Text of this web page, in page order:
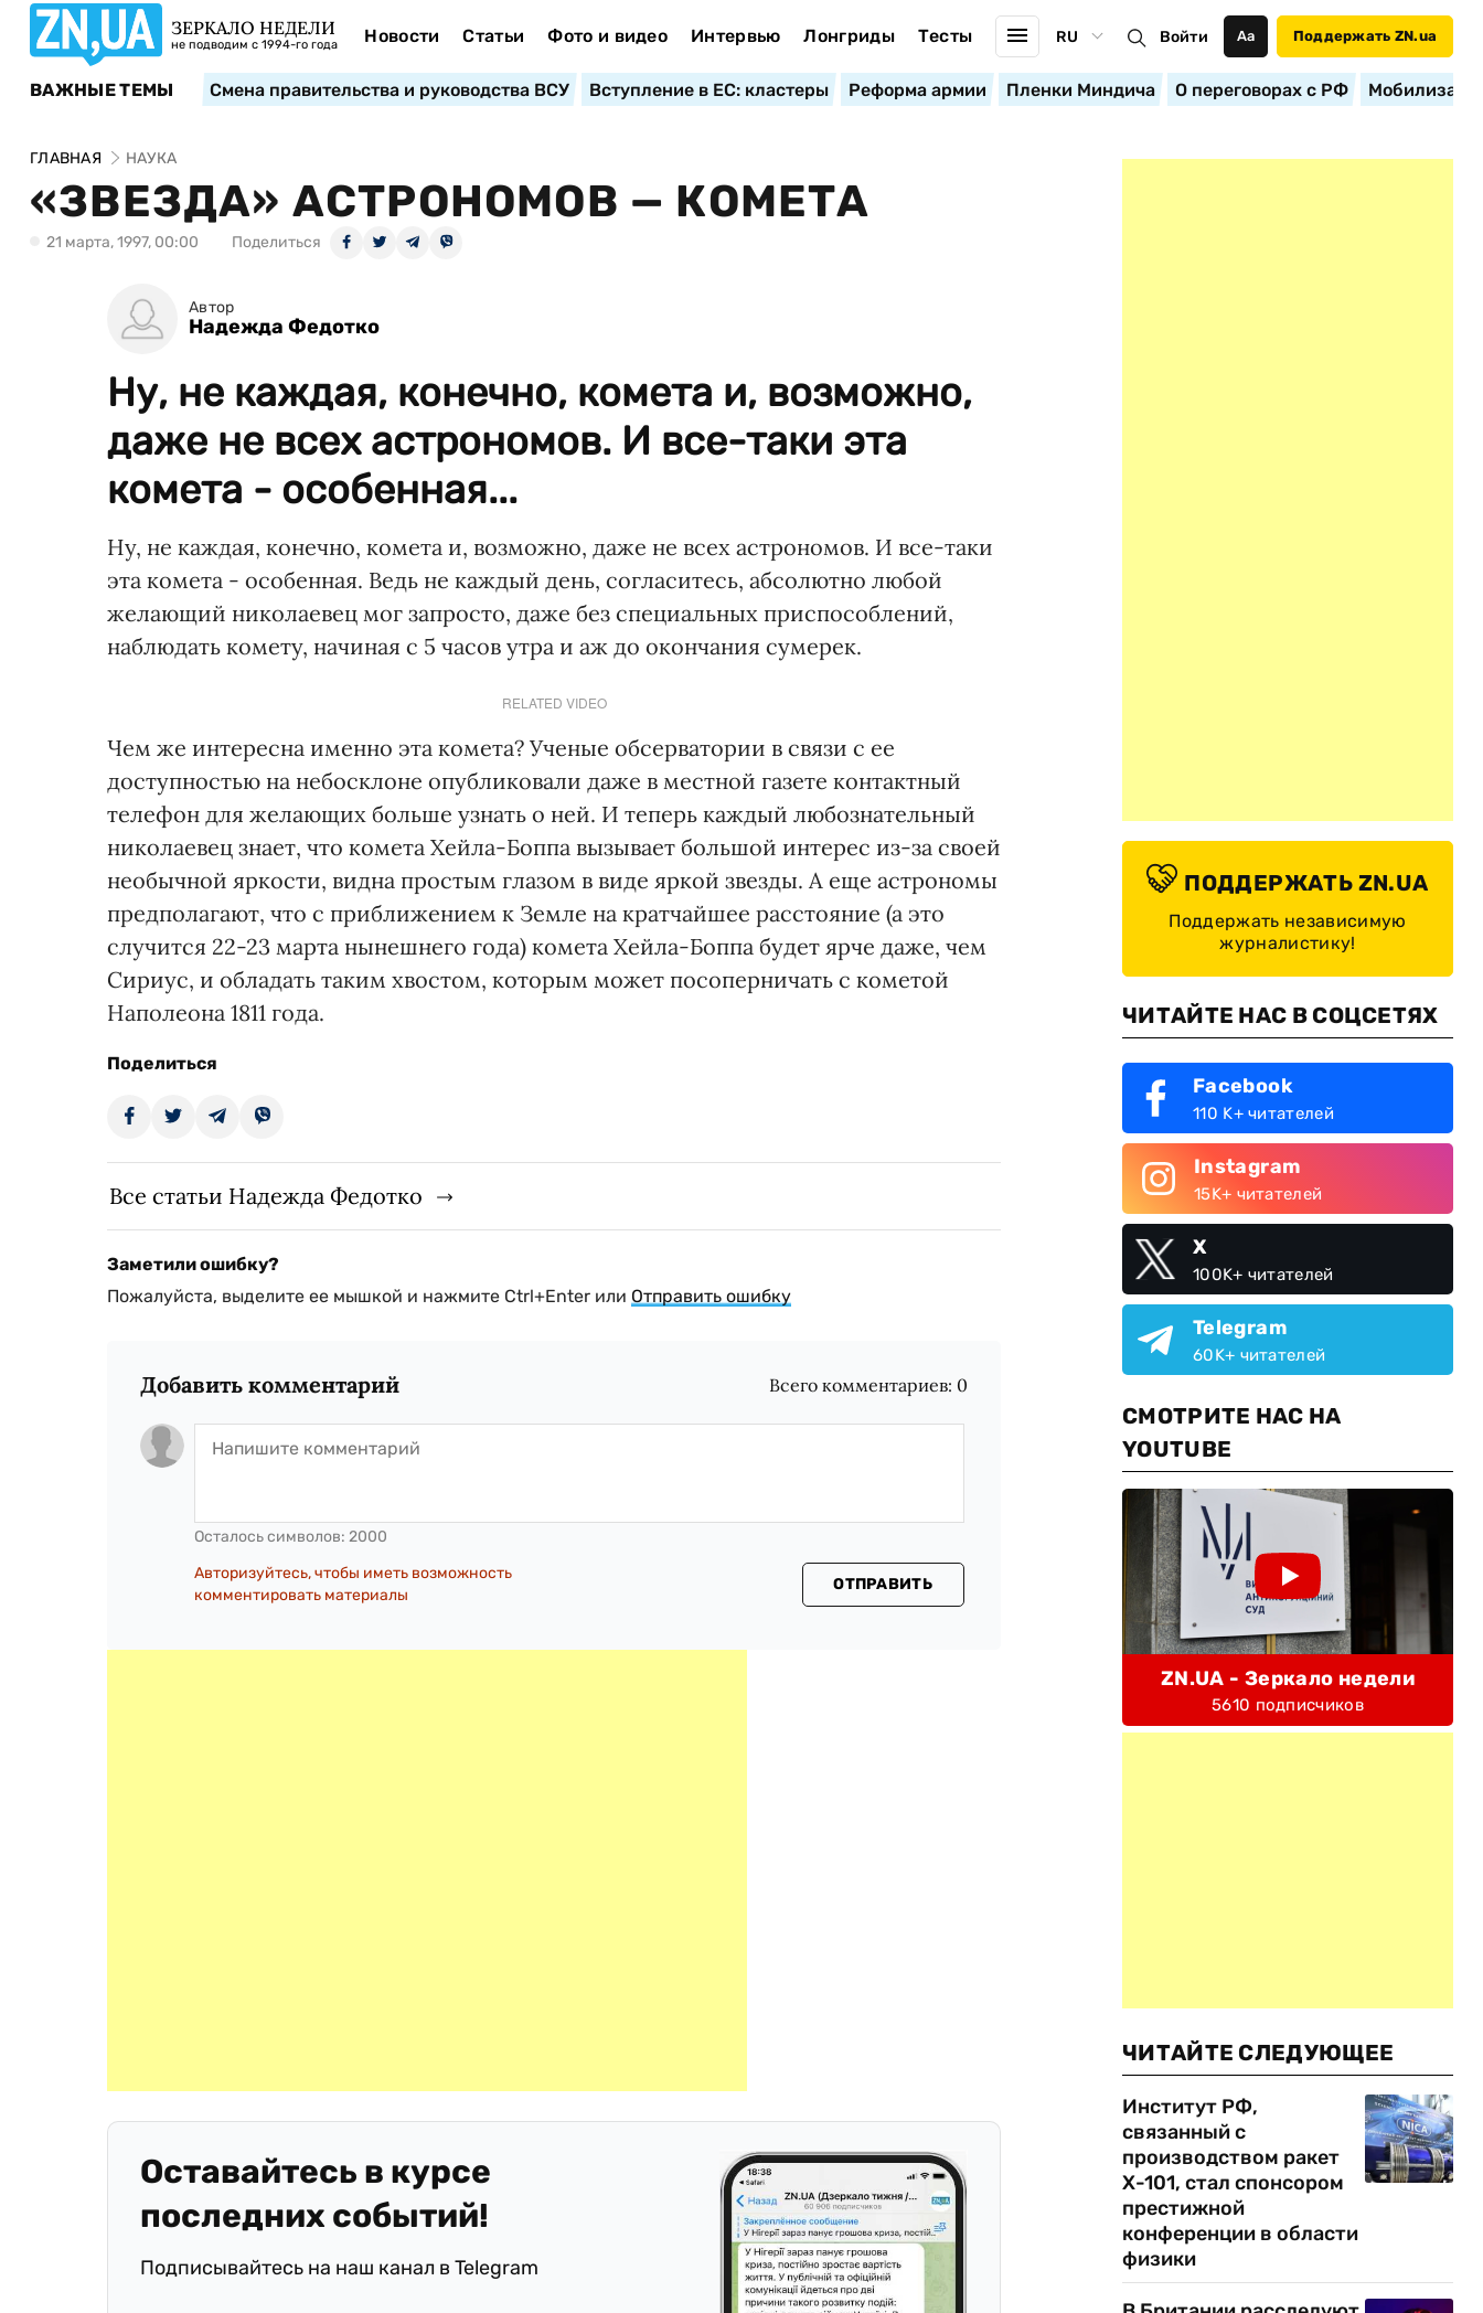
ЗЕРКАЛО НЕДЕЛИ
не подводим с 1994-го года Новости Статьи Фото и видео Интервью Лонгриды Тесты RU Войти Аа Поддержать ZN.ua
ВАЖНЫЕ ТЕМЫ Смена правительства и руководства ВСУ Вступление в ЕС: кластеры Реформа армии Пленки Миндича О переговорах с РФ
ГЛАВНАЯ НАУКА
«ЗВЕЗДА» АСТРОНОМОВ — КОМЕТА
21 марта, 1997, 00:00 Поделиться
Автор
Надежда Федотко
Ну, не каждая, конечно, комета и, возможно,
даже не всех астрономов. И все-таки эта
комета - особенная...
Ну, не каждая, конечно, комета и, возможно, даже не всех астрономов. И все-таки
эта комета - особенная. Ведь не каждый день, согласитесь, абсолютно любой
желающий николаевец мог запросто, даже без специальных приспособлений,
наблюдать комету, начиная с 5 часов утра и аж до окончания сумерек.
RELATED VIDEO
Чем же интересна именно эта комета? Ученые обсерватории в связи с ее
доступностью на небосклоне опубликовали даже в местной газете контактный
телефон для желающих больше узнать о ней. И теперь каждый любознательный
николаевец знает, что комета Хейла-Боппа вызывает большой интерес из-за своей
необычной яркости, видна простым глазом в виде яркой звезды. А еще астрономы
предполагают, что с приближением к Земле на кратчайшее расстояние (а это
случится 22-23 марта нынешнего года) комета Хейла-Боппа будет ярче даже, чем
Сириус, и обладать таким хвостом, которым может посоперничать с кометой
Наполеона 1811 года.
Поделиться
Все статьи Надежда Федотко
Заметили ошибку?
Пожалуйста, выделите ее мышкой и нажмите Ctrl+Enter или Отправить ошибку
Добавить комментарий Всего комментариев: 0
Осталось символов: 2000
Авторизуйтесь, чтобы иметь возможность
комментировать материалы
ОТПРАВИТЬ
Оставайтесь в курсе
последних событий!
Подписывайтесь на наш канал в Telegram
ПОДДЕРЖАТЬ ZN.UA
Поддержать независимую
журналистику!
ЧИТАЙТЕ НАС В СОЦСЕТЯХ
Facebook
110 K+ читателей
Instagram
15K+ читателей
X
100K+ читателей
Telegram
60K+ читателей
СМОТРИТЕ НАС НА
YOUTUBE
ZN.UA - Зеркало недели
5610 подписчиков
ЧИТАЙТЕ СЛЕДУЮЩЕЕ
Институт РФ,
связанный с
производством ракет
Х-101, стал спонсором
престижной
конференции в области
физики